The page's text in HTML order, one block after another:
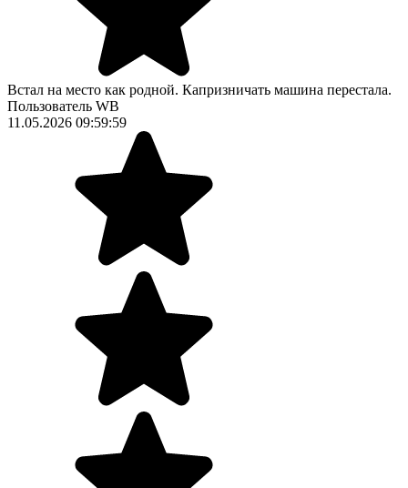
Встал на место как родной. Капризничать машина перестала.
Пользователь WB
11.05.2026 09:59:59